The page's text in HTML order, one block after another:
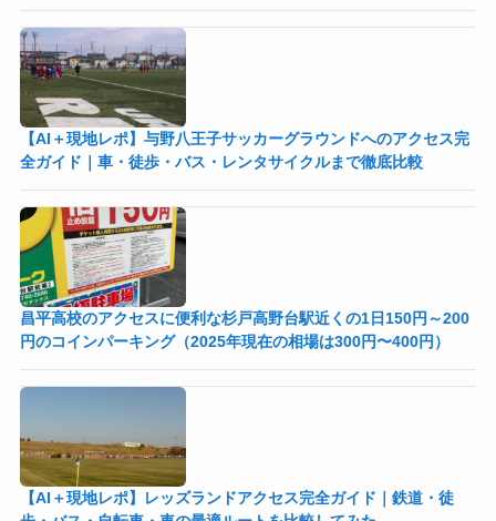
【AI＋現地レポ】与野八王子󠁣󠁴󠁿󠁣󠁴󠁿サッカーグラウンドへのアクセス完
全ガイド｜車・徒歩・バス・レンタサイクルまで徹底比較
昌平高校のアクセスに便利な杉戸高野台駅近くの1日150円～200
円のコインパーキング（2025年現在の相場は300円〜400円）
【AI＋現地レポ】レッズランドアクセス完全ガイド｜鉄道・徒